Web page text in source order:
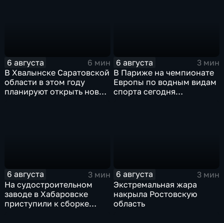
6 августа
6 мин
В Хвалынске Саратовской
области в этом году
планируют открыть новую
6 августа
3 мин
В Париже на чемпионате
Европы по водным видам
спорта сегодня
6 августа
3 мин
На судостроительном
заводе в Хабаровске
приступили к сборке
6 августа
3 мин
Экстремальная жара
накрыла Ростовскую
область